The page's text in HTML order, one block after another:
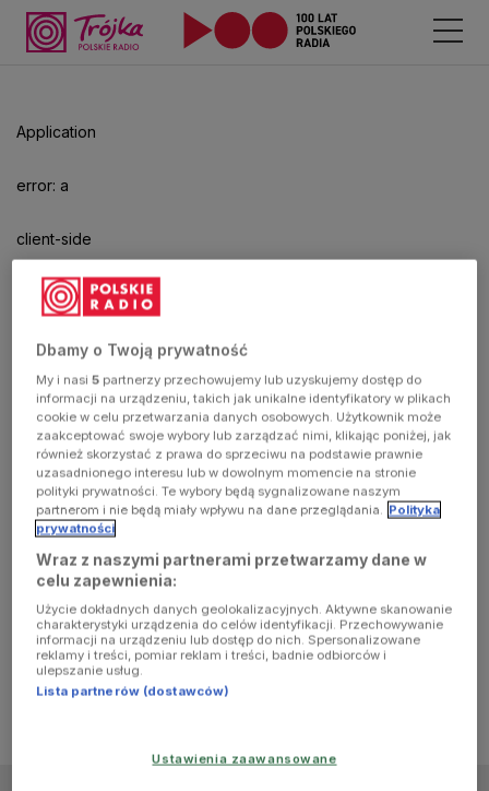
Application
error: a
client-side
exception
has
occurred
(see the
browser
console for
more
information)
aby
odtwarzać.
Dbamy o Twoją prywatność
My i nasi5 partnerzy przechowujemy lub uzyskujemy dostęp do
informacji na urządzeniu, takich jak unikalne identyfikatory w plikach
cookie w celu przetwarzania danych osobowych. Użytkownik może
zaakceptować swoje wybory lub zarządzać nimi, klikając poniżej, jak
również skorzystać z prawa do sprzeciwu na podstawie prawnie
uzasadnionego interesu lub w dowolnym momencie na stronie
polityki prywatności. Te wybory będą sygnalizowane naszym
partnerom i nie będą miały wpływu na dane przeglądania. Polityka
prywatności
Wraz z naszymi partnerami przetwarzamy dane w
celu zapewnienia:
Użycie dokładnych danych geolokalizacyjnych. Aktywne skanowanie
charakterystyki urządzenia do celów identyfikacji. Przechowywanie
informacji na urządzeniu lub dostęp do nich. Spersonalizowane
reklamy i treści, pomiar reklam i treści, badnie odbiorców i
ulepszanie usług.
Lista partnerów (dostawców)
Ustawienia zaawansowane